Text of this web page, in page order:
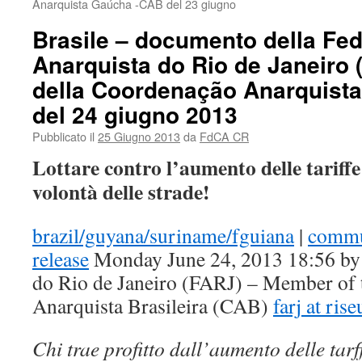
Anarquista Gaúcha -CAB del 23 giugno
Brasile – documento della
Anarquista do Rio de Janeiro
della Coordenação
del 24 giugno 2013
Pubblicato il 25 Giugno 2013 da FdCA CR
Lottare contro l’aumento delle
volontà delle strade!
brazil/guyana/suriname/fguiana|
releaseMonday June 24, 2013 18:56
do Rio de Janeiro (FARJ) – Member of
Anarquista Brasileira (CAB) farj at
Chi trae profitto dall’aumento delle